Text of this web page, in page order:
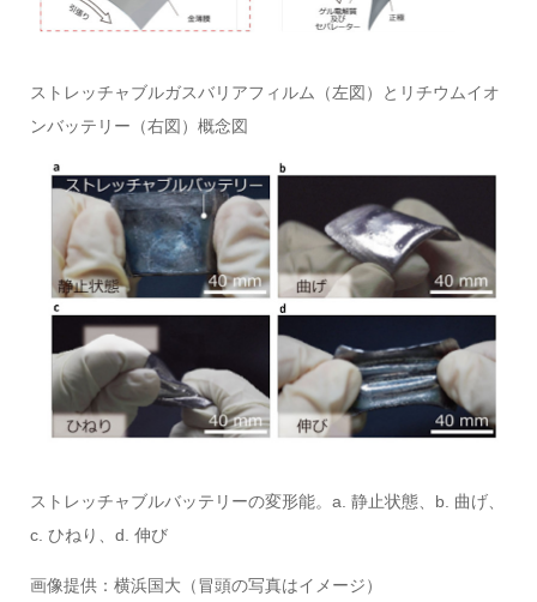
ストレッチャブルガスバリアフィルム（左図）とリチウムイオ
ンバッテリー（右図）概念図
ストレッチャブルバッテリーの変形能。a. 静止状態、b. 曲げ、
c. ひねり、d. 伸び
画像提供：横浜国大（冒頭の写真はイメージ）